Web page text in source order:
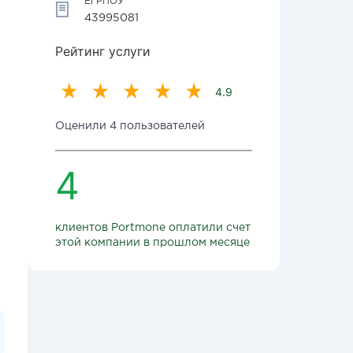
43995081
Рейтинг услуги
4.9
Оценили 4 пользователей
4
клиентов Portmone оплатили счет
этой компании в прошлом месяце